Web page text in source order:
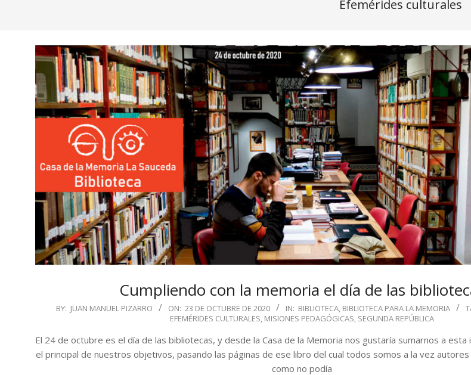
Efemérides culturales
Cumpliendo con la memoria el día de las
2020-
23
BY: JUAN MANUEL PIZARRO ON: 23 DE OCTUBRE DE 2020 IN: BIBLIOTECA, BIBLIOTECA PARA LA MEMORIA
EFEMÉRIDES CULTURALES, MISIONES PEDAGÓGICAS, SEGUNDA REPÚBLICA
El 24 de octubre es el día de las bibliotecas, y desde la Casa de la Memoria nos gustaría sumarnos a esta
el principal de nuestros objetivos, pasando las páginas de ese libro del cual todos somos a la vez
como no podía